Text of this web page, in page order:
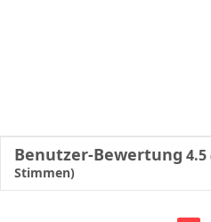
Benutzer-Bewertung 4.5
Stimmen)